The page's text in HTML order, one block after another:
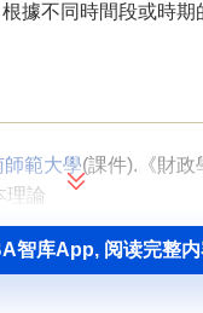
據不同時間段或時期
師範大學(課件).《財政
理論
智库App, 阅读完整内